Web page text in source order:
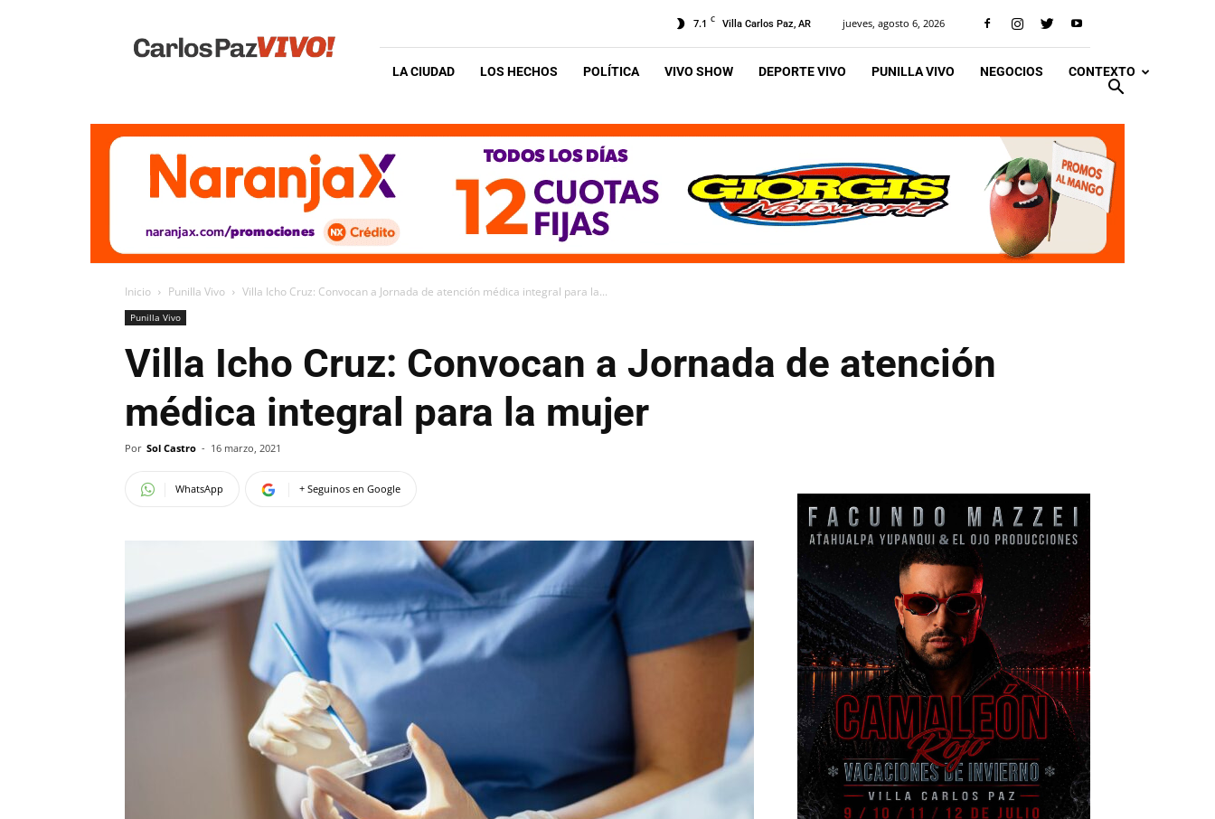
Vivo
7.1 C Villa Carlos Paz, AR jueves, agosto 6, 2026
LA CIUDAD LOS HECHOS POLÍTICA VIVO SHOW DEPORTE VIVO PUNILLA VIVO NEGOCIOS CONTEXTO
Inicio Punilla Vivo Villa Icho Cruz: Convocan a Jornada de atención médica integral para la...
Punilla Vivo
Villa Icho Cruz: Convocan a Jornada de atención
médica integral para la mujer
Por Sol Castro - 16 marzo, 2021
WhatsApp + Seguinos en Google